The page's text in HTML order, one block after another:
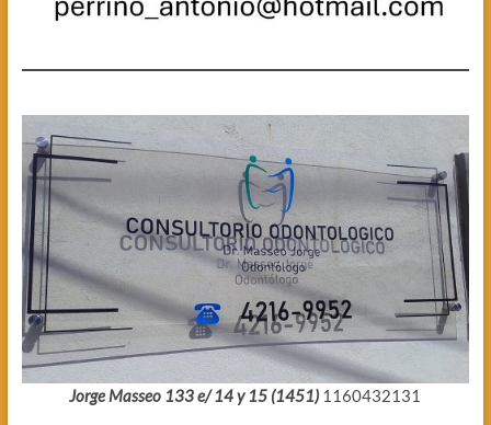
Jorge Masseo 133 e/ 14 y 15 (1451) 1160432131